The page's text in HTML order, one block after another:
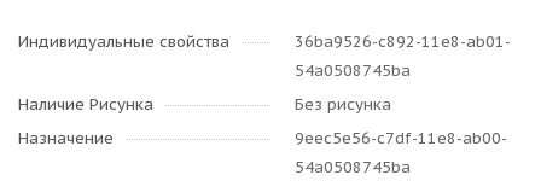
Индивидуальные свойства
36ba9526-c892-11e8-ab01-
54a0508745ba
Наличие Рисунка
Без рисунка
Назначение
9eec5e56-c7df-11e8-ab00-
54a0508745ba